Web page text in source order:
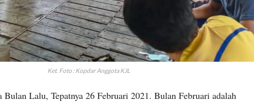
Ket. Foto : Kopdar Anggota KJL
Lalu, Tepatnya 26 Februari 2021. Bulan Februari adalah